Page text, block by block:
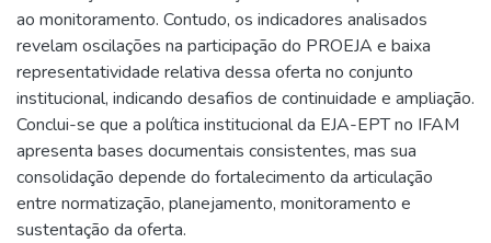
ao monitoramento. Contudo, os indicadores analisados
revelam oscilações na participação do PROEJA e baixa
representatividade relativa dessa oferta no conjunto
institucional, indicando desafios de continuidade e ampliação.
Conclui-se que a política institucional da EJA-EPT no IFAM
apresenta bases documentais consistentes, mas sua
consolidação depende do fortalecimento da articulação
entre normatização, planejamento, monitoramento e
sustentação da oferta.